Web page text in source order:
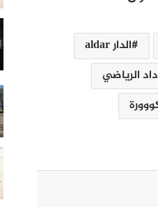
الدار aldar
الرياضي